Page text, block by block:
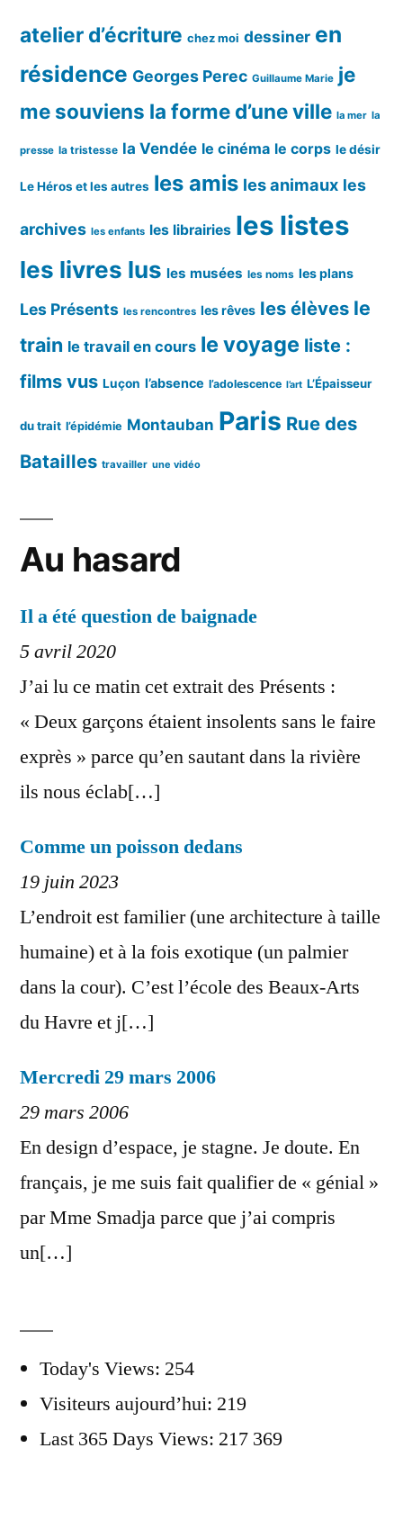
atelier d’écriture chez moi dessiner en
résidence Georges Perec Guillaume Marie je
me souviens la forme d’une ville la mer la
presse la tristesse la Vendée le cinéma le corps le désir
Le Héros et les autres les amis les animaux les
archives les enfants les librairies les listes
les livres lus les musées les noms les plans
Les Présents les rencontres les rêves les élèves le
train le travail en cours le voyage liste :
films vus Luçon l’absence l’adolescence l’art L’Épaisseur
du trait l’épidémie Montauban Paris Rue des
Batailles travailler une vidéo
Au hasard
Il a été question de baignade
5 avril 2020
J’ai lu ce matin cet extrait des Présents :
« Deux garçons étaient insolents sans le faire
exprès » parce qu’en sautant dans la rivière
ils nous éclab[…]
Comme un poisson dedans
19 juin 2023
L’endroit est familier (une architecture à taille
humaine) et à la fois exotique (un palmier
dans la cour). C’est l’école des Beaux-Arts
du Havre et j[…]
Mercredi 29 mars 2006
29 mars 2006
En design d’espace, je stagne. Je doute. En
français, je me suis fait qualifier de « génial »
par Mme Smadja parce que j’ai compris
un[…]
Today's Views: 254
Visiteurs aujourd’hui: 219
Last 365 Days Views: 217 369